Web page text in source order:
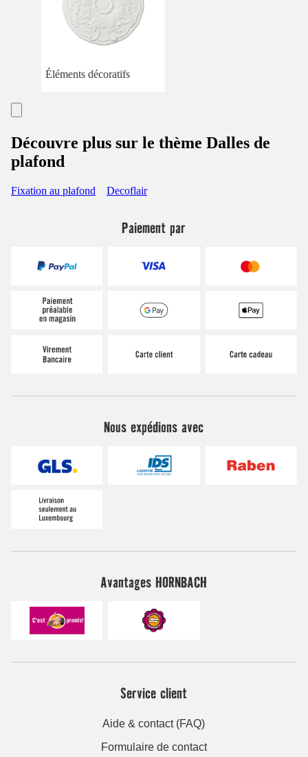
Éléments décoratifs
Découvre plus sur le thème Dalles de
plafond
Fixation au plafond Decoflair
Paiement par
Nous expédions avec
Avantages HORNBACH
Service client
Aide & contact (FAQ)
Formulaire de contact